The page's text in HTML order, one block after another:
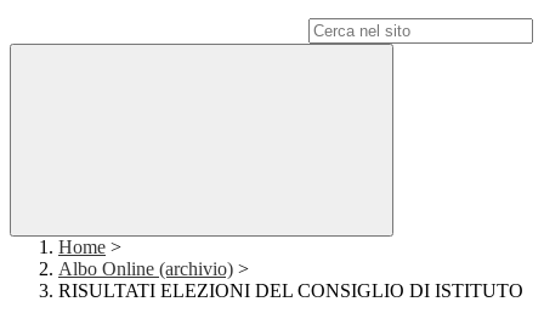
Home >
Albo Online (archivio) >
RISULTATI ELEZIONI DEL CONSIGLIO DI ISTITUTO